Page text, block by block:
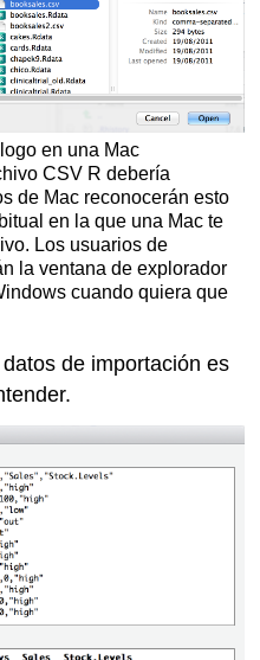
en una Mac
CSV R debería
de Mac reconocerán esto
en la que una Mac te
Los usuarios de
la ventana de explorador
cuando quiera que
de importación es